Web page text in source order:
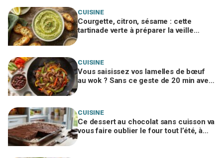
CUISINE
Courgette, citron, sésame : cette
tartinade verte à préparer la veille
CUISINE
Vous saisissez vos lamelles de bœuf
au wok ? Sans ce geste de 20 min avec
CUISINE
Ce dessert au chocolat sans cuisson va
vous faire oublier le four tout l’été, à